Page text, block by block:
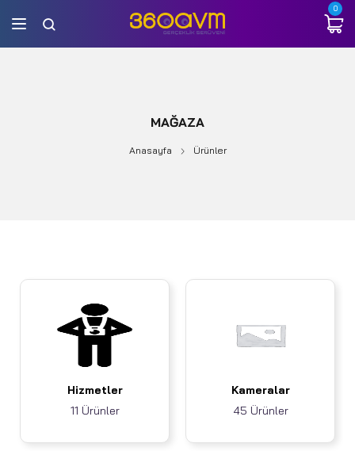
0
MAĞAZA
Anasayfa Ürünler
Hizmetler
11 Ürünler
Kameralar
45 Ürünler